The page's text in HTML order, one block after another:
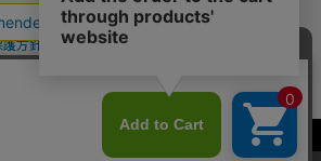
）を使用しています。Cookieの使用に同意いた
用のお客様へ ご利用案内
ご利用規約
方針
特定商取引法
お問い合わせ
SHIMOJIMA Co.,Ltd. All Rights Reserved.